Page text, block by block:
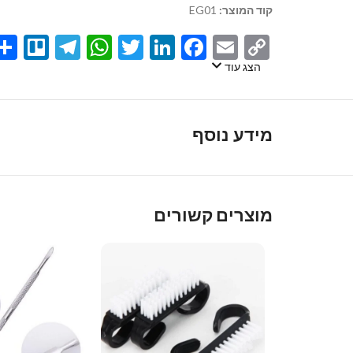
קוד המוצר:
Copy
Link
Email
Facebook
LinkedIn
Twitter
הצג עוד
מידע נוסף
מוצרים קשורים